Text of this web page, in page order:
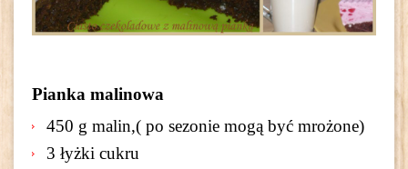
Pianka malinowa
450 g malin,( po sezonie mogą być mrożone)
3 łyżki cukru